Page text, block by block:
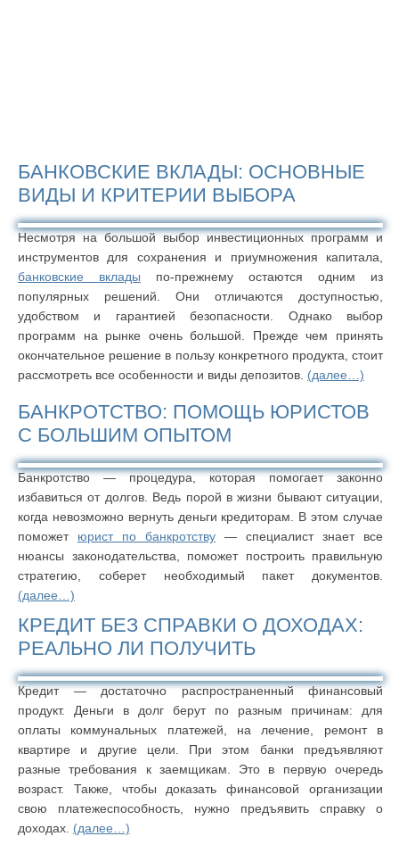
БАНКОВСКИЕ ВКЛАДЫ: ОСНОВНЫЕ
ВИДЫ И КРИТЕРИИ ВЫБОРА
Несмотря на большой выбор инвестиционных программ и
инструментов для сохранения и приумножения капитала,
банковские вклады по-прежнему остаются одним из
популярных решений. Они отличаются доступностью,
удобством и гарантией безопасности. Однако выбор
программ на рынке очень большой. Прежде чем принять
окончательное решение в пользу конкретного продукта, стоит
рассмотреть все особенности и виды депозитов. (далее…)
БАНКРОТСТВО: ПОМОЩЬ ЮРИСТОВ
С БОЛЬШИМ ОПЫТОМ
Банкротство — процедура, которая помогает законно
избавиться от долгов. Ведь порой в жизни бывают ситуации,
когда невозможно вернуть деньги кредиторам. В этом случае
поможет юрист по банкротству — специалист знает все
нюансы законодательства, поможет построить правильную
стратегию, соберет необходимый пакет документов.
(далее…)
КРЕДИТ БЕЗ СПРАВКИ О ДОХОДАХ:
РЕАЛЬНО ЛИ ПОЛУЧИТЬ
Кредит — достаточно распространенный финансовый
продукт. Деньги в долг берут по разным причинам: для
оплаты коммунальных платежей, на лечение, ремонт в
квартире и другие цели. При этом банки предъявляют
разные требования к заемщикам. Это в первую очередь
возраст. Также, чтобы доказать финансовой организации
свою платежеспособность, нужно предъявить справку о
доходах. (далее…)